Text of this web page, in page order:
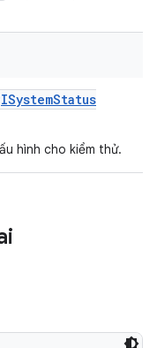
ISystemStatus
hình cho kiểm thử.